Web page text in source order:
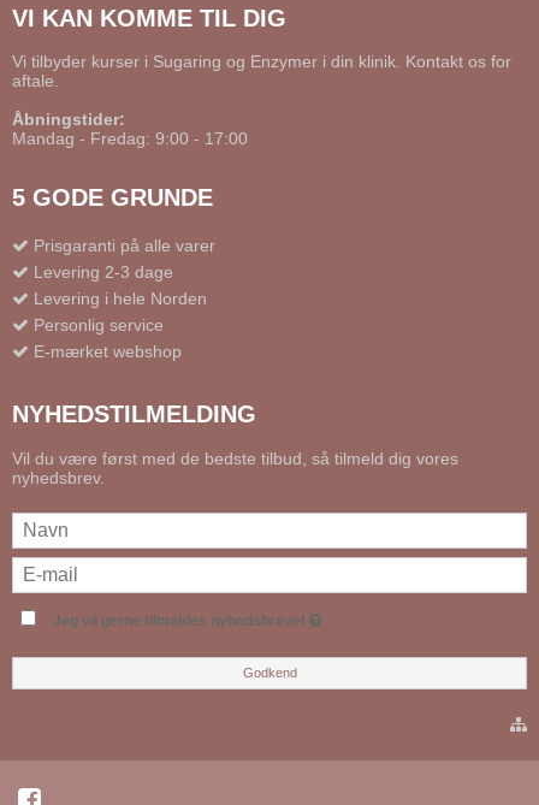
VI KAN KOMME TIL DIG
Vi tilbyder kurser i Sugaring og Enzymer i din klinik. Kontakt os for
aftale.
Åbningstider:
Mandag - Fredag: 9:00 - 17:00
5 GODE GRUNDE
Prisgaranti på alle varer
Levering 2-3 dage
Levering i hele Norden
Personlig service
E-mærket webshop
NYHEDSTILMELDING
Vil du være først med de bedste tilbud, så tilmeld dig vores
nyhedsbrev.
Jeg vil gerne tilmeldes nyhedsbrevet
Godkend